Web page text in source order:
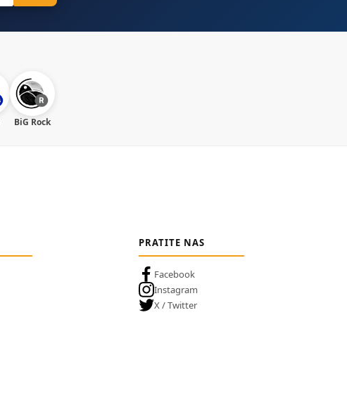
BiG Rock
PRATITE NAS
Facebook
Instagram
X / Twitter